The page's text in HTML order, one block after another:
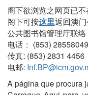
阁下欲浏览之网页已不
阁下可按这里返回澳
公共图书馆管理厅联络
电话： (853)
传真: (853) 2831 4456
电邮:
A página que procura